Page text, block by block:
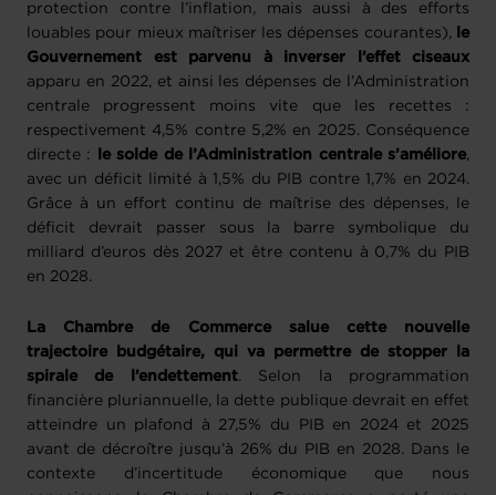
protection contre l’inflation, mais aussi à des efforts
louables pour mieux maîtriser les dépenses courantes),
le
Gouvernement est parvenu à inverser l’effet ciseaux
apparu en 2022, et ainsi les dépenses de l’Administration
centrale progressent moins vite que les recettes :
respectivement 4,5% contre 5,2% en 2025. Conséquence
directe :
le solde de l’Administration centrale s’améliore,
avec un déficit limité à 1,5% du PIB contre 1,7% en 2024.
Grâce à un effort continu de maîtrise des dépenses, le
déficit devrait passer sous la barre symbolique du
milliard d’euros dès 2027 et être contenu à 0,7% du PIB
en 2028.
La Chambre de Commerce salue cette nouvelle
trajectoire budgétaire, qui va permettre de stopper la
spirale de l’endettement. Selon la programmation
financière pluriannuelle, la dette publique devrait en effet
atteindre un plafond à 27,5% du PIB en 2024 et 2025
avant de décroître jusqu’à 26% du PIB en 2028. Dans le
contexte d’incertitude économique que nous